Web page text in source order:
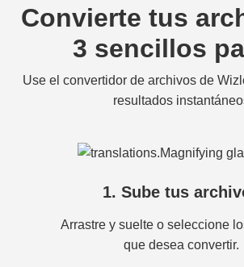
Convierte tus
3 sencillos
Use el convertidor de archivos de
resultados
1. Sube tus
Arrastre y suelte o seleccione
que desea convertir.